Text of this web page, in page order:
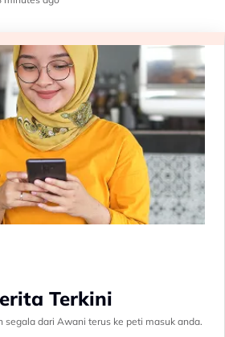
Terkini
segala dari Awani terus ke peti masuk anda.